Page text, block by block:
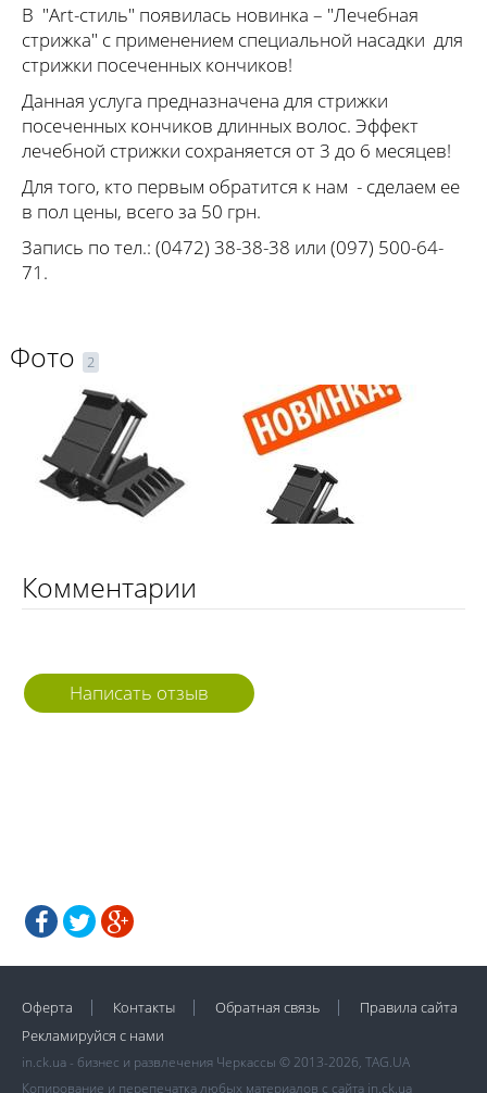
В "Art-стиль" появилась новинка – "Лечебная
стрижка" с применением специальной насадки для
стрижки посеченных кончиков!
Данная услуга предназначена для стрижки
посеченных кончиков длинных волос. Эффект
лечебной стрижки сохраняется от 3 до 6 месяцев!
Для того, кто первым обратится к нам - сделаем ее
в пол цены, всего за 50 грн.
Запись по тел.: (0472) 38-38-38 или (097) 500-64-
71.
Фото 2
Комментарии
Написать отзыв
Оферта Контакты Обратная связь
Правила сайта
Рекламируйся с нами
in.ck.ua - бизнес и развлечения Черкассы © 2013-2026, TAG.UA
Копирование и перепечатка любых материалов с сайта in.ck.ua